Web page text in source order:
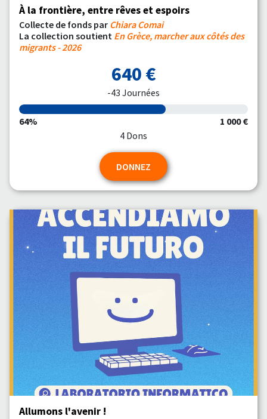
À la frontière, entre rêves et espoirs
Collecte de fonds par Chiara Comai
La collection soutient En Grèce, marcher aux côtés des
migrants - 2026
640 €
-43 Journées
64%
1 000 €
4 Dons
DONNEZ
Allumons l'avenir !